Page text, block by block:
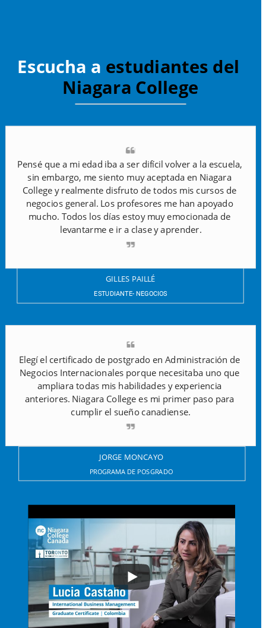
Pensé que a mi edad iba a ser difícil volver a la escuela,
sin embargo, me siento muy aceptada en Niagara
College y realmente disfruto de todos mis cursos de
negocios general. Los profesores me han apoyado
mucho. Todos los días estoy muy emocionada de
levantarme e ir a clase y aprender.
GILLES PAILLÉ
ESTUDIANTE- NEGOCIOS
Escucha a estudiantes del
Niagara College
Elegí el certificado de postgrado en Administración de
Negocios Internacionales porque necesitaba uno que
ampliara todas mis habilidades y experiencia
anteriores. Niagara College es mi primer paso para
cumplir el sueño canadiense.
JORGE MONCAYO
PROGRAMA DE POSGRADO